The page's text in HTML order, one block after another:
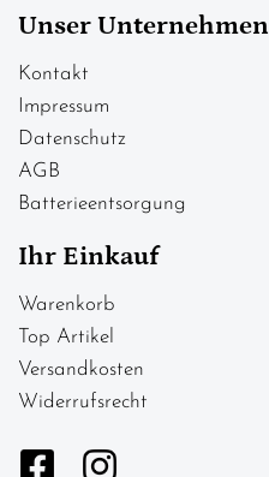
Unser Unternehmen
Kontakt
Impressum
Datenschutz
AGB
Batterieentsorgung
Ihr Einkauf
Warenkorb
Top Artikel
Versandkosten
Widerrufsrecht